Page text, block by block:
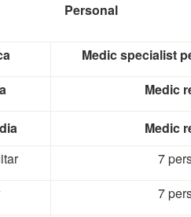
Personal
Medic specialist
Medic
Medic
7
7